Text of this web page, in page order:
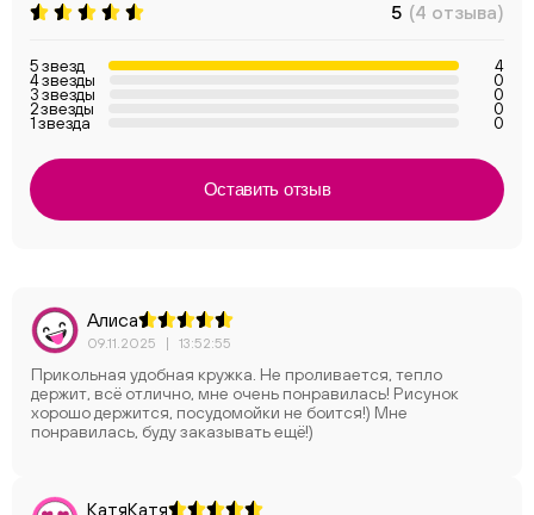
5 (4 отзыва)
5 звезд 4
4 звезды 0
3 звезды 0
2 звезды 0
1 звезда 0
Оставить отзыв
Алиса
09.11.2025 | 13:52:55
Прикольная удобная кружка. Не проливается, тепло
держит, всё отлично, мне очень понравилась! Рисунок
хорошо держится, посудомойки не боится!) Мне
понравилась, буду заказывать ещё!)
КатяКатя